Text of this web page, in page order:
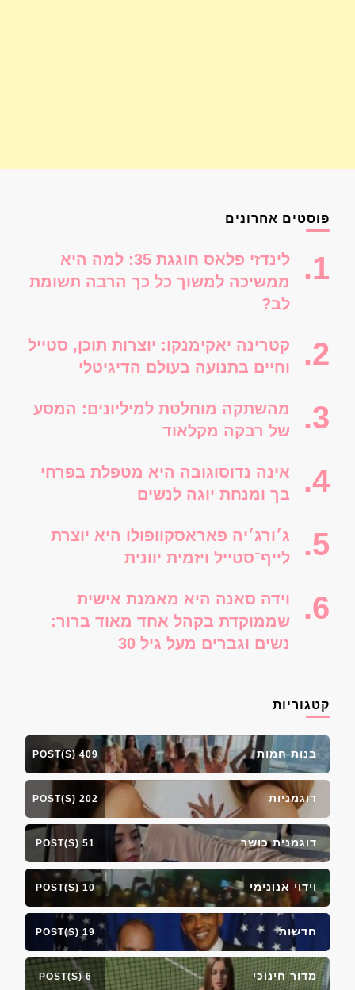
פוסטים אחרונים
לינדזי פלאס חוגגת 35: למה היא
ממשיכה למשוך כל כך הרבה תשומת
לב?
קטרינה יאקימנקו: יוצרות תוכן, סטייל
וחיים בתנועה בעולם הדיגיטלי
מהשתקה מוחלטת למיליונים: המסע
של רבקה מקלאוד
אינה נדוסוגובה היא מטפלת בפרחי
בך ומנחת יוגה לנשים
ג׳ורג׳יה פאראסקוופולו היא יוצרת
לייף־סטייל ויזמית יוונית
וידה סאנה היא מאמנת אישית
שממוקדת בקהל אחד מאוד ברור:
נשים וגברים מעל גיל 30
קטגוריות
בנות חמות 409 POST(S)
דוגמניות 202 POST(S)
דוגמנית כושר 51 POST(S)
וידוי אנונימי 10 POST(S)
חדשות 19 POST(S)
מדור חינוכי 6 POST(S)